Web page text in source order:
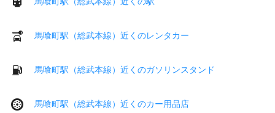
馬喰町駅（総武本線）近くのレンタカー
馬喰町駅（総武本線）近くのガソリンスタンド
馬喰町駅（総武本線）近くのカー用品店